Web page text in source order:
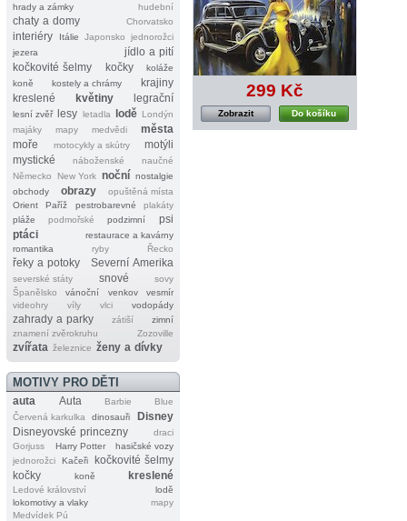
hrady a zámky hudební
chaty a domy Chorvatsko
interiéry Itálie Japonsko
jednorožci
jezera
jídlo a pití
kočkovité šelmy
kočky
koláže
koně
kostely a chrámy
krajiny
kreslené
květiny legrační
lesní zvěř lesy letadla lodě Londýn
majáky
mapy medvědi
města
moře
motocykly a skútry
motýli
mystické
náboženské
naučné
Německo
New York noční nostalgie
obchody
obrazy
opuštěná místa
Orient
Paříž pestrobarevné
plakáty
pláže
podmořské podzimní
psi
ptáci
restaurace a kavárny
romantika
ryby Řecko
řeky a potoky Severní Amerika
severské státy snové
sovy
Španělsko
vánoční venkov
vesmír
videohry
víly vlci vodopády
zahrady a parky zátiší
zimní
znamení zvěrokruhu
Zozoville
zvířata železnice ženy a dívky
MOTIVY PRO DĚTI
auta Auta Barbie
Blue
Červená karkulka
dinosauři
Disney
Disneyovské princezny
draci
Gorjuss
Harry Potter
hasičské vozy
jednorožci
Kačeři
kočkovité šelmy
kočky
koně kreslené
Ledové království
lodě
lokomotivy a vlaky
mapy
Medvídek Pú
299 Kč
Do košíku
Zobrazit